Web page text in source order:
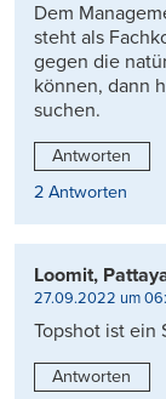
Dem
steht als
gegen die
können, dann
suchen.
Antworten
2 Antworten
Loomit,
27.09.2022 um
Topshot ist ein
Antworten